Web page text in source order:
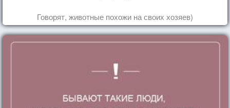
Говорят, животные похожи на своих хозяев)